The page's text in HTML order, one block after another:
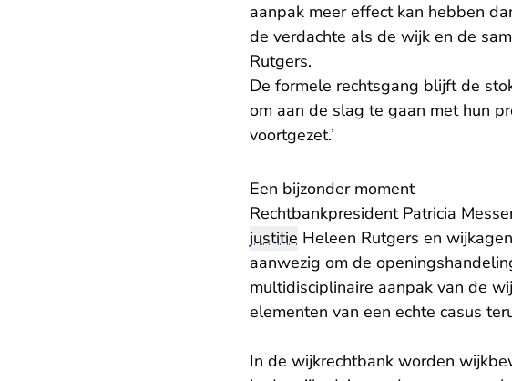
aanpak meer effect kan hebben
de verdachte als de wijk en de
Rutgers.
De formele rechtsgang blijft de
om aan de slag te gaan met hun
voortgezet.’
Een bijzonder moment
Rechtbankpresident Patricia
justitie Heleen Rutgers en
aanwezig om de
multidisciplinaire aanpak van de
elementen van een echte casus
In de wijkrechtbank worden